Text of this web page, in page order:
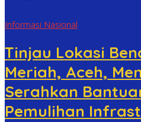
Informasi Nasional
Tinjau Lokasi
Meriah, Aceh,
Serahkan
Pemulihan